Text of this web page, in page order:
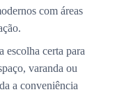
com áreas
a escolha certa para
varanda ou
a conveniência